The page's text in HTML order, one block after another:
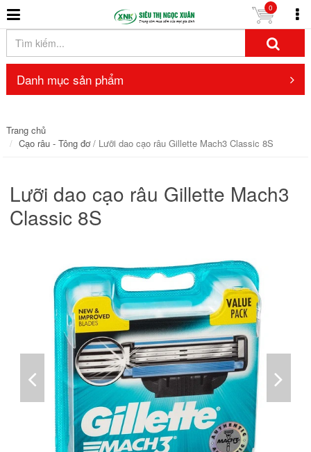
0
Danh mục sản phẩm
Trang chủ
Cạo râu - Tông đơ/ Lưỡi dao cạo râu Gillette Mach3 Classic 8S
Lưỡi dao cạo râu Gillette Mach3
Classic 8S